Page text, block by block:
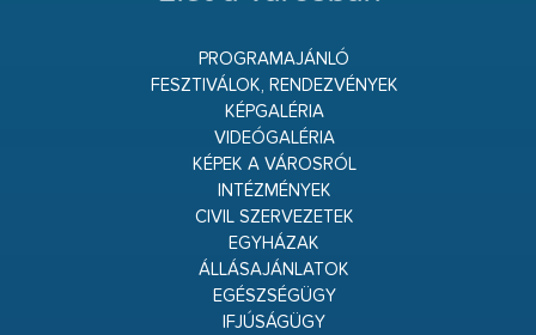
PROGRAMAJÁNLÓ
FESZTIVÁLOK, RENDEZVÉNYEK
KÉPGALÉRIA
VIDEÓGALÉRIA
KÉPEK A VÁROSRÓL
INTÉZMÉNYEK
CIVIL SZERVEZETEK
EGYHÁZAK
ÁLLÁSAJÁNLATOK
EGÉSZSÉGÜGY
IFJÚSÁGÜGY